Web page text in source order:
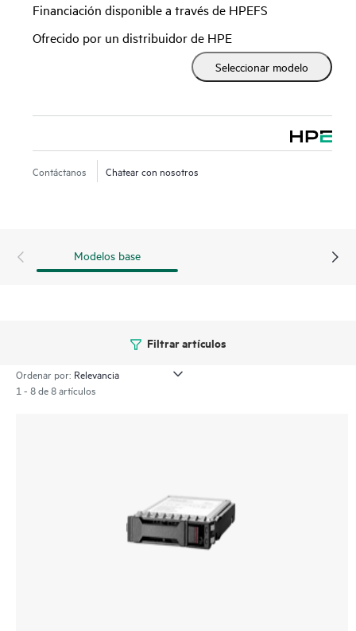
Financiación disponible a través de HPEFS
Ofrecido por un distribuidor de HPE
Seleccionar modelo
Contáctanos Chatear con nosotros
Modelos base
Filtrar artículos
Ordenar por:
1 - 8 de 8 artículos